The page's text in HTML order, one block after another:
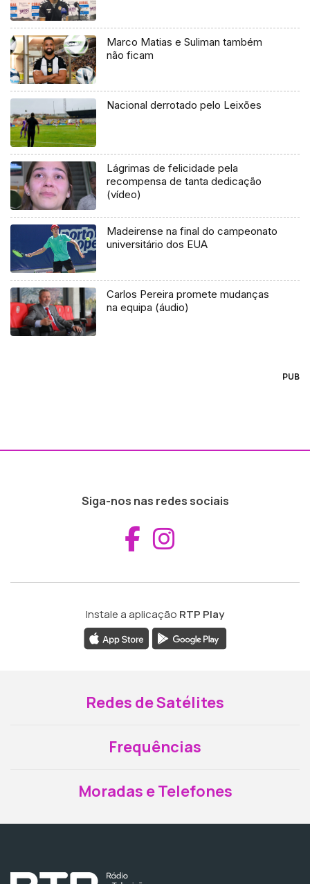
Marco Matias e Suliman também
não ficam
Nacional derrotado pelo Leixões
Lágrimas de felicidade pela
recompensa de tanta dedicação
(vídeo)
Madeirense na final do campeonato
universitário dos EUA
Carlos Pereira promete mudanças
na equipa (áudio)
PUB
Siga-nos nas redes sociais
Aceder ao
Instale a aplicação RTP Play
Redes de Satélites
Frequências
Moradas e Telefones